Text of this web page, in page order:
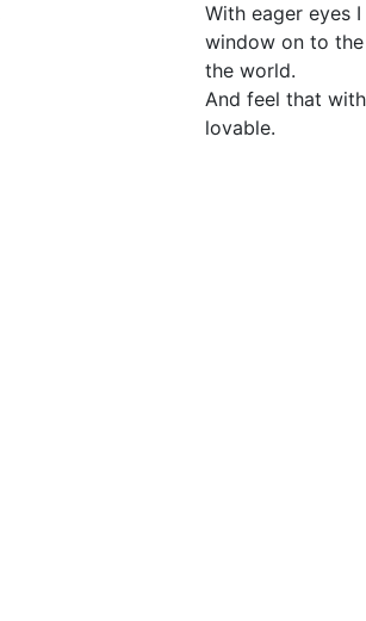
With eager eyes
window on to
the world.
And feel that
lovable.